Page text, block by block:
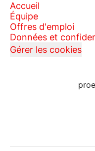
Accueil
Équipe
Offres d'emploi
Données et
Gérer les cookies